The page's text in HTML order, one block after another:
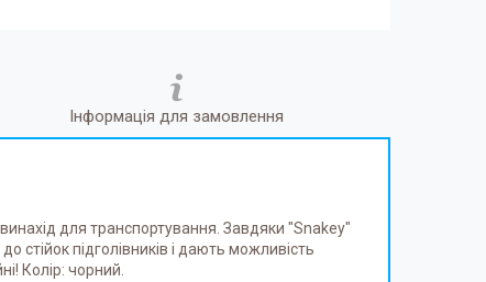
Інформація для замовлення
для транспортування. Завдяки "Snakey"
стійок підголівників і дають можливість
Колір: чорний.